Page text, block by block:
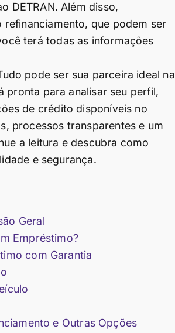
DETRAN. Além disso,
que podem ser
terá todas as informações
pode ser sua parceira ideal na
pronta para analisar seu perfil,
de crédito disponíveis no
processos transparentes e um
a leitura e descubra como
e segurança.
Geral
Empréstimo?
com Garantia
e Outras Opções